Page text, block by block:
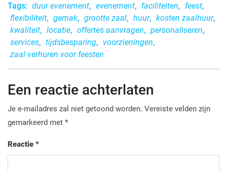
Tags: duur evenement, evenement, faciliteiten, feest,
flexibiliteit, gemak, grootte zaal, huur, kosten zaalhuur,
kwaliteit, locatie, offertes aanvragen, personaliseren,
services, tijdsbesparing, voorzieningen,
zaal verhuren voor feesten
Een reactie achterlaten
Je e-mailadres zal niet getoond worden. Vereiste velden zijn
gemarkeerd met *
Reactie *